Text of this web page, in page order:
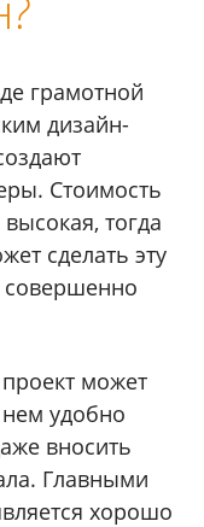
грамотной
дизайн-
Стоимость
тогда
сделать эту
совершенно
может
удобно
вносить
Главными
хорошо